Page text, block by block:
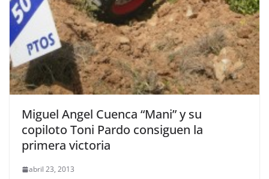
Miguel Angel Cuenca “Mani” y su
copiloto Toni Pardo consiguen la
primera victoria
abril 23, 2013